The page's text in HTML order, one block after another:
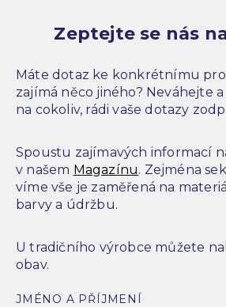
Zeptejte se nás
Máte dotaz ke konkrétnímu
zajímá něco jiného? Neváhejte
na cokoliv, rádi vaše dotazy
Spoustu zajímavých informací
v našem Magazínu. Zejména
víme vše je zaměřená na
barvy a údržbu.
U tradičního výrobce můžete
obav.
JMÉNO A PŘÍJMENÍ